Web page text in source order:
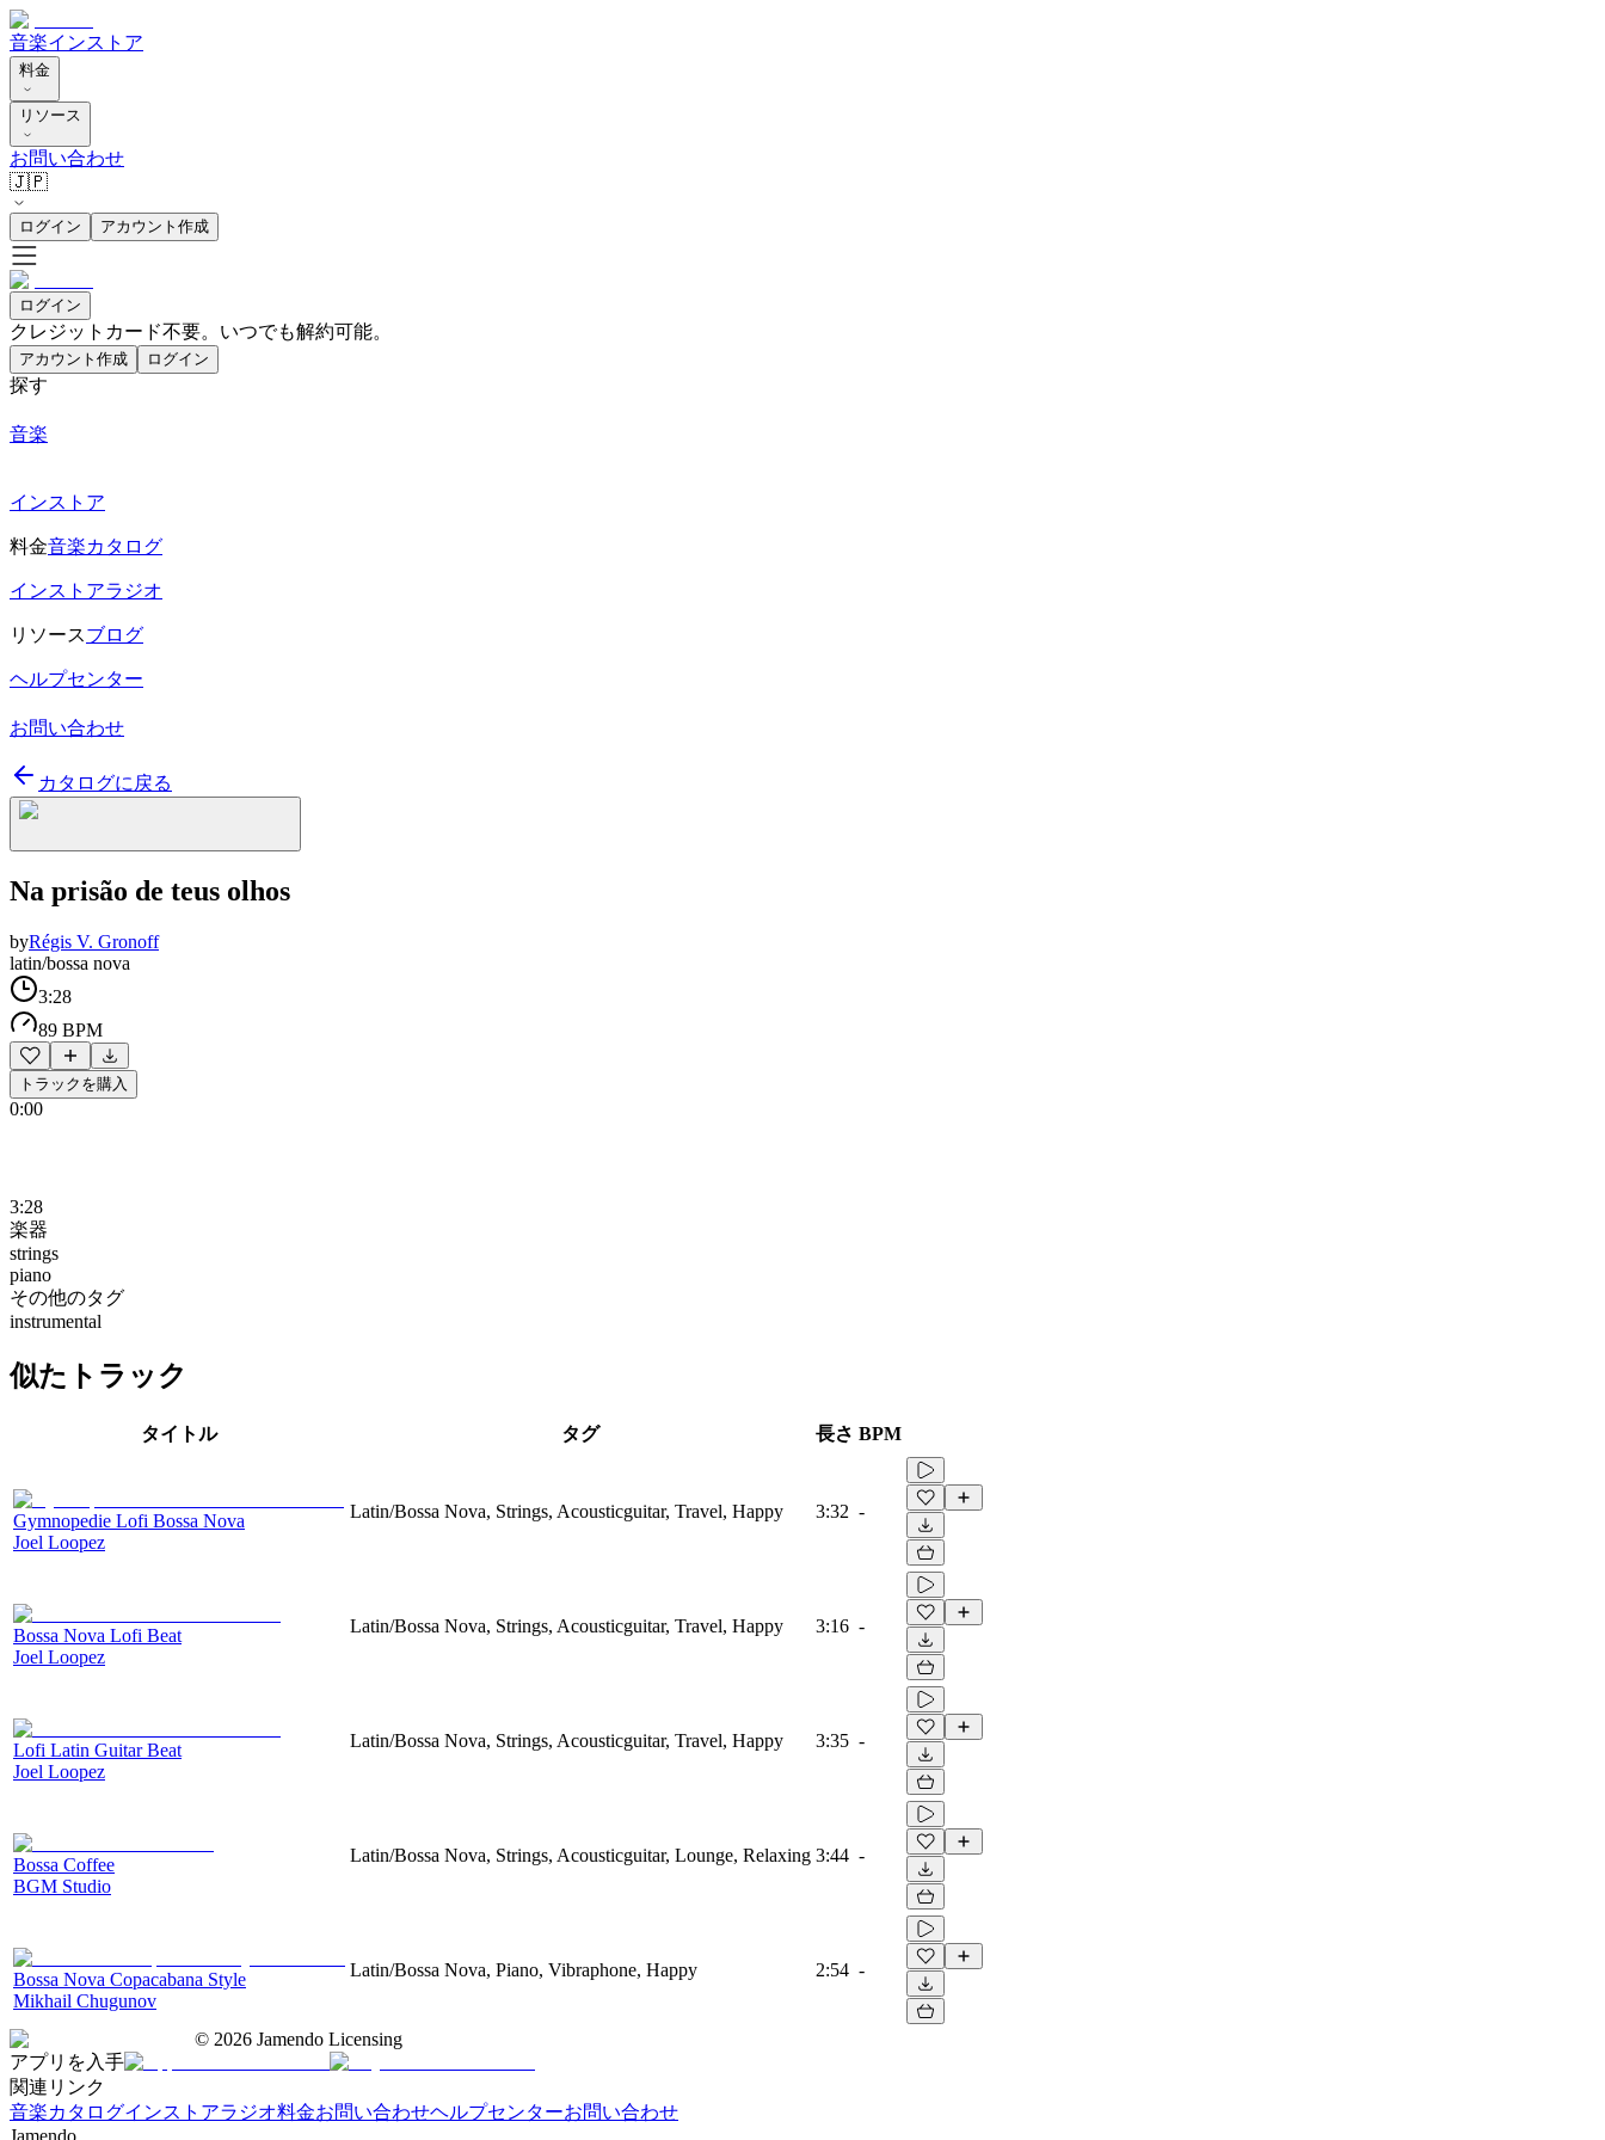
音楽インストア
料金
リソース
お問い合わせ
🇯🇵
ログイン アカウント作成
ログイン
クレジットカード不要。いつでも解約可能。
アカウント作成 ログイン
探す
音楽
インストア
料金音楽カタログ
インストアラジオ
リソースブログ
ヘルプセンター
お問い合わせ
カタログに戻る
Na prisão de teus olhos
byRégis V. Gronoff
latin/bossa nova
3:28
89 BPM
トラックを購入
0:00
3:28
楽器
strings
piano
その他のタグ
instrumental
似たトラック
タイトル タグ 長さ BPM
Gymnopedie Lofi Bossa Nova
Joel Loopez
Latin/Bossa Nova, Strings, Acousticguitar, Travel, Happy 3:32 -
Bossa Nova Lofi Beat
Joel Loopez
Latin/Bossa Nova, Strings, Acousticguitar, Travel, Happy 3:16 -
Lofi Latin Guitar Beat
Joel Loopez
Latin/Bossa Nova, Strings, Acousticguitar, Travel, Happy 3:35 -
Bossa Coffee
BGM Studio
Latin/Bossa Nova, Strings, Acousticguitar, Lounge, Relaxing 3:44 -
Bossa Nova Copacabana Style
Mikhail Chugunov
Latin/Bossa Nova, Piano, Vibraphone, Happy 2:54 -
© 2026 Jamendo Licensing
アプリを入手
関連リンク
音楽カタログインストアラジオ料金お問い合わせヘルプセンターお問い合わせ
Jamendo